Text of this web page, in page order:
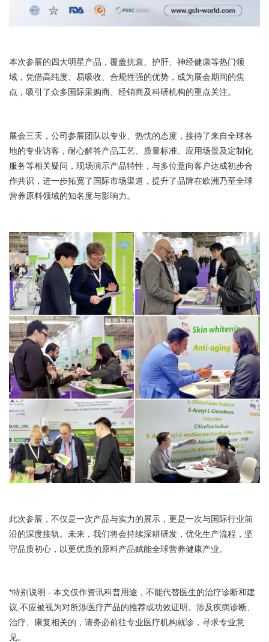
本次参展的四大明星产品，覆盖抗衰、护肝、神经健康等热门领
域，凭借高纯度、易吸收、合规性强的优势，成为展会期间的焦
点，吸引了众多国际采购商、经销商及科研机构的重点关注。
展会三天，公司参展团队以专业、热忱的态度，接待了来自全球各
地的专业访客，耐心解答产品工艺、质量标准、应用场景及定制化
服务等相关疑问，现场演示产品特性，与多位意向客户达成初步合
作共识，进一步拓宽了国际市场渠道，提升了品牌在欧洲乃至全球
营养原料领域的知名度与影响力。
此次参展，不仅是一次产品与实力的展示，更是一次与国际行业前
沿的深度接轨。未来，我们将会持续深耕研发，优化生产流程，坚
守品质初心，以更优质的原料产品赋能全球营养健康产业。
*特别说明 - 本文仅作资讯科普用途，不能代替医生的治疗诊断和建
议,不应被视为对所涉医疗产品的推荐或功效证明。涉及疾病诊断、
治疗、康复相关的，请务必前往专业医疗机构就诊，寻求专业意
见。